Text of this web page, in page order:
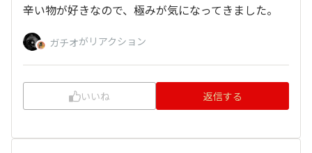
辛い物が好きなので、極みが気になってきました。
ガチオがリアクション
いいね 返信する